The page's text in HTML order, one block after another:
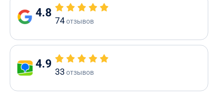
4.8
74отзывов
4.9
33 отзывов